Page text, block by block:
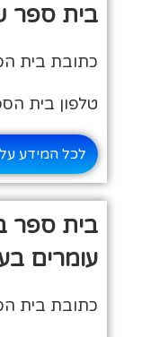
בית ספר
כתובת בית
טלפון בית הספר: 09-
לכל המידע על
בית ספר
עומרים
כתובת בית